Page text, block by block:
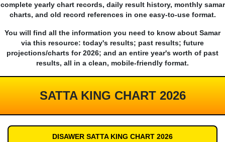
complete yearly chart records, daily result history, monthly samar
charts, and old record references in one easy-to-use format.
You will find all the information you need to know about Samar
via this resource: today's results; past results; future
projections/charts for 2026; and an entire year's worth of past
results, all in a clean, mobile-friendly format.
SATTA KING CHART 2026
DISAWER SATTA KING CHART 2026